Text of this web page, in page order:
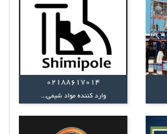
02188617014
وارد کننده مواد شیمی...